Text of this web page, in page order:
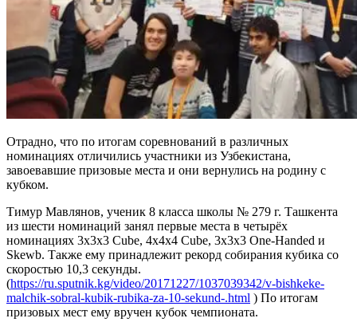
Отрадно, что по итогам соревнований в различных
номинациях отличились участники из Узбекистана,
завоевавшие призовые места и они вернулись на родину с
кубком.
Тимур Мавлянов, ученик 8 класса школы № 279 г. Ташкента
из шести номинаций занял первые места в четырёх
номинациях 3x3x3 Cube, 4x4x4 Cube, 3x3x3 One-Handed и
Skewb. Также ему принадлежит рекорд собирания кубика со
скоростью 10,3 секунды.
(https://ru.sputnik.kg/video/20171227/1037039342/v-bishkeke-
malchik-sobral-kubik-rubika-za-10-sekund-.html ) По итогам
призовых мест ему вручен кубок чемпионата.